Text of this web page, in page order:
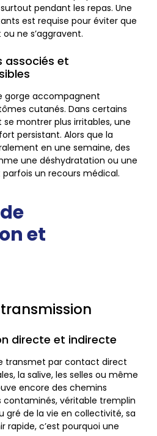
pendant les repas. Une
est requise pour éviter que
ne s’aggravent.
associés et
gorge accompagnent
cutanés. Dans certains
montrer plus irritables, une
persistant. Alors que la
en une semaine, des
une déshydratation ou une
un recours médical.
et
directe et indirecte
transmet par contact direct
la salive, les selles ou même
encore des chemins
contaminés, véritable tremplin
gré de la vie en collectivité, sa
rapide, c’est pourquoi une